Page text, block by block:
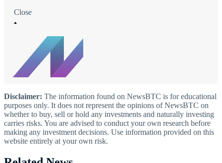
Close
Disclaimer: The information found on NewsBTC is for educational
purposes only. It does not represent the opinions of NewsBTC on
whether to buy, sell or hold any investments and naturally investing
carries risks. You are advised to conduct your own research before
making any investment decisions. Use information provided on this
website entirely at your own risk.